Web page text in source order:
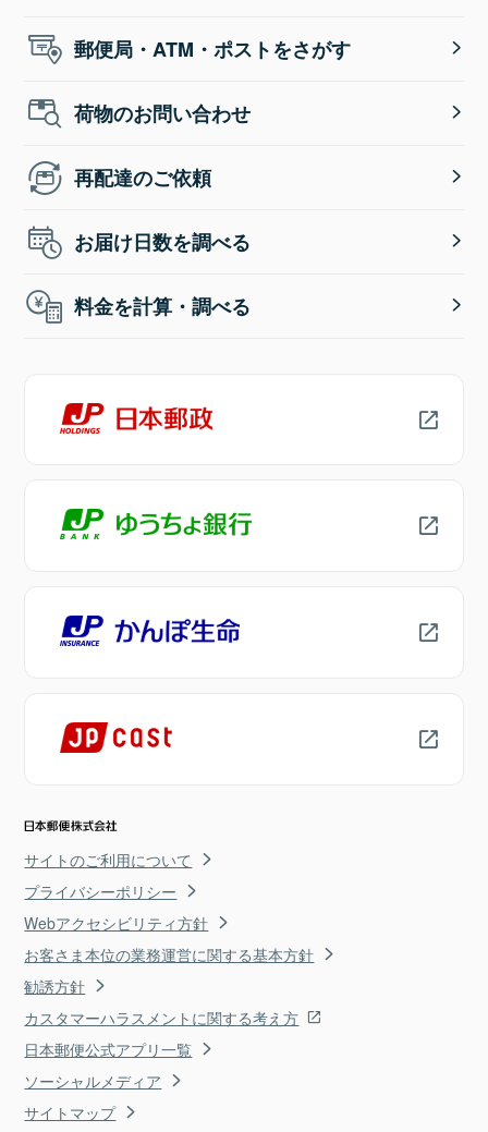
郵便局・ATM・ポストをさがす
荷物のお問い合わせ
再配達のご依頼
お届け日数を調べる
料金を計算・調べる
サイトのご利用について
プライバシーポリシー
Webアクセシビリティ方針
お客さま本位の業務運営に関する基本方針
勧誘方針
カスタマーハラスメントに関する考え方
日本郵便公式アプリ一覧
ソーシャルメディア
サイトマップ